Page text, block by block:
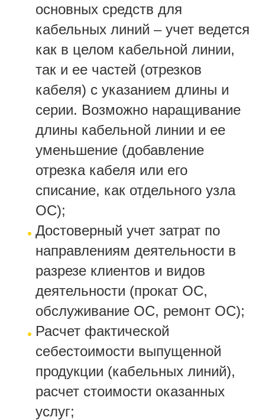
основных средств для
кабельных линий – учет ведется
как в целом кабельной линии,
так и ее частей (отрезков
кабеля) с указанием длины и
серии. Возможно наращивание
длины кабельной линии и ее
уменьшение (добавление
отрезка кабеля или его
списание, как отдельного узла
ОС);
Достоверный учет затрат по
направлениям деятельности в
разрезе клиентов и видов
деятельности (прокат ОС,
обслуживание ОС, ремонт ОС);
Расчет фактической
себестоимости выпущенной
продукции (кабельных линий),
расчет стоимости оказанных
услуг;